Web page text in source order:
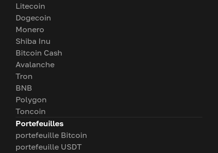
Litecoin
Dogecoin
Monero
Shiba Inu
Bitcoin Cash
Avalanche
Tron
BNB
Polygon
Toncoin
Portefeuilles
portefeuille Bitcoin
portefeuille USDT